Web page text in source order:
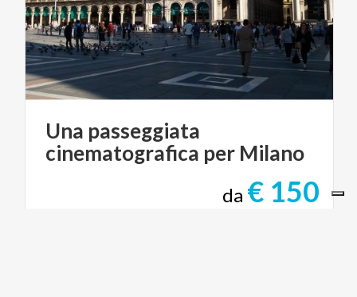
Una passeggiata
cinematografica per Milano
da € 150